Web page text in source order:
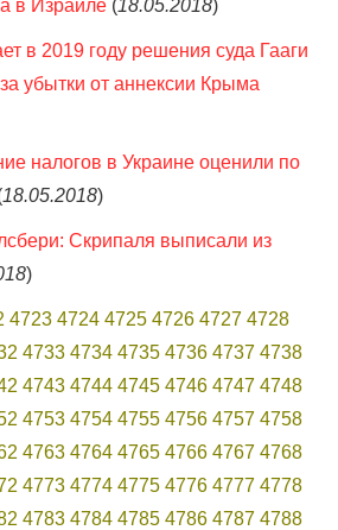
в Израиле (18.05.2018)
в 2019 году решения суда Гааги
убытки от аннексии Крыма
налогов в Украине оценили по
18.05.2018)
Скрипаля выписали из
)
4723 4724 4725 4726 4727 4728
4733 4734 4735 4736 4737 4738
4743 4744 4745 4746 4747 4748
4753 4754 4755 4756 4757 4758
4763 4764 4765 4766 4767 4768
4773 4774 4775 4776 4777 4778
4783 4784 4785 4786 4787 4788